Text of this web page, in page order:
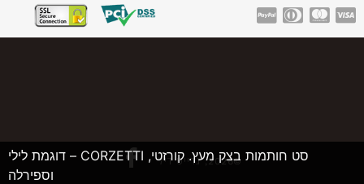
©2026, גרייט דיל
סט חותמות בצק מעץ. קורזטי, CORZETTI – דוגמת לילי
וספירלה